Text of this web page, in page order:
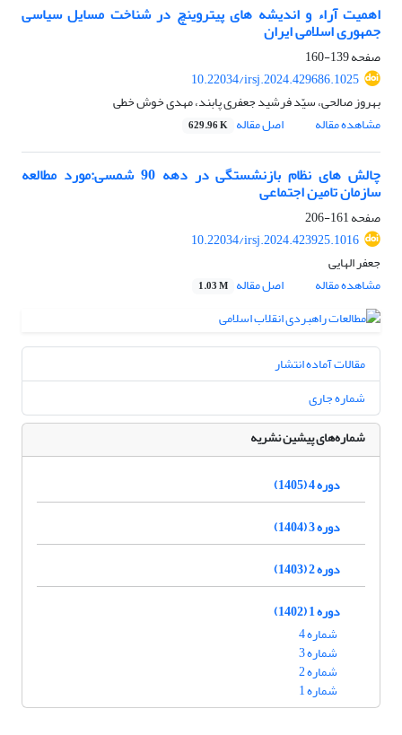
اهمیت آراء و اندیشه های پیتروینچ در شناخت مسایل سیاسی
جمهوری اسلامی ایران
صفحه139-160
10.22034/irsj.2024.429686.1025
بهروز صالحی، سیّد فرشید جعفری پابند، مهدی خوش خطی
مشاهده مقاله
اصل مقاله 629.96 K
چالش های نظام بازنشستگی در دهه 90 شمسی:مورد مطالعه
سازمان تامین اجتماعی
صفحه161-206
10.22034/irsj.2024.423925.1016
جعفر الهایی
مشاهده مقاله
اصل مقاله 1.03 M
مقالات آماده انتشار
شماره جاری
شماره‌های پیشین نشریه
دوره 4 (1405)
دوره 3 (1404)
دوره 2 (1403)
دوره 1 (1402)
شماره 4
شماره 3
شماره 2
شماره 1